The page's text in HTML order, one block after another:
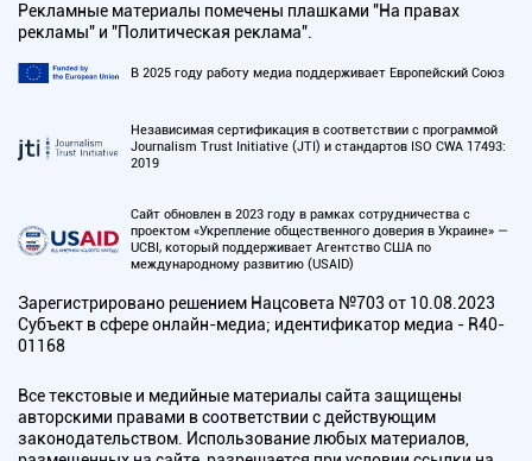
Рекламные материалы помечены плашками "На правах
рекламы" и "Политическая реклама".
В 2025 году работу медиа поддерживает Европейский Союз
Независимая сертификация в соответствии с программой
Journalism Trust Initiative (JTI) и стандартов ISO CWA 17493:
2019
Сайт обновлен в 2023 году в рамках сотрудничества с
проектом «Укрепление общественного доверия в Украине» —
UCBI, который поддерживает Агентство США по
международному развитию (USAID)
Зарегистрировано решением Нацсовета №703 от 10.08.2023
Субъект в сфере онлайн-медиа; идентификатор медиа - R40-
01168
Все текстовые и медийные материалы сайта защищены
авторскими правами в соответствии с действующим
законодательством. Использование любых материалов,